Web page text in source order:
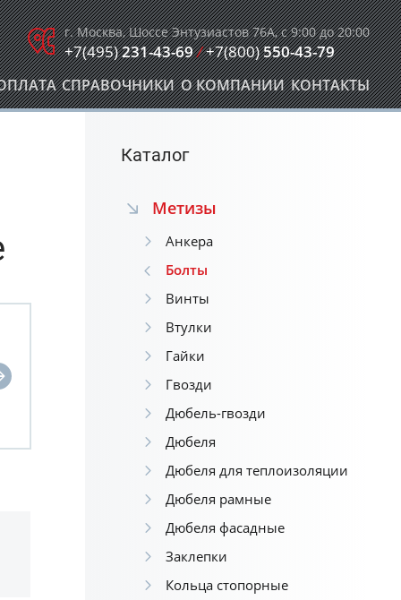
г. Москва, Шоссе Энтузиастов 76А, с 9:00 до 20:00
+7(495)231-43-69/+7(800)550-43-79
СПРАВОЧНИКИ О КОМПАНИИ КОНТАКТЫ
Каталог
Метизы
Анкера
Болты
Винты
Втулки
Гайки
Гвозди
Дюбель-гвозди
Дюбеля
Дюбеля для теплоизоляции
Дюбеля рамные
Дюбеля фасадные
Заклепки
Кольца стопорные